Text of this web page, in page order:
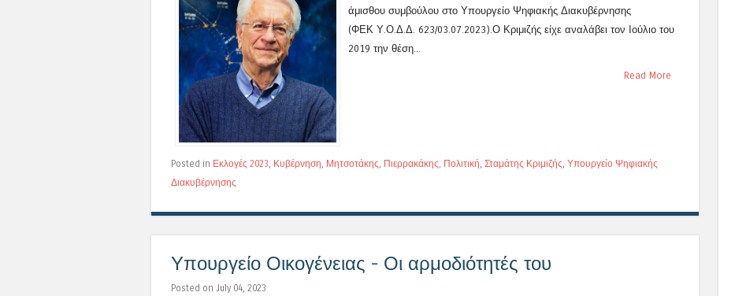
άμισθου συμβούλου στο Υπουργείο Ψηφιακής Διακυβέρνησης
(ΦΕΚ Υ.Ο.Δ.Δ. 623/03.07.2023).Ο Κριμιζής είχε αναλάβει τον Ιούλιο του
2019 την θέση...
Read More
Posted in Εκλογές 2023, Κυβέρνηση, Μητσοτάκης, Πιερρακάκης, Πολιτική, Σταμάτης Κριμιζής, Υπουργείο Ψηφιακής
Διακυβέρνησης
Υπουργείο Οικογένειας - Οι αρμοδιότητές του
Posted on July 04, 2023